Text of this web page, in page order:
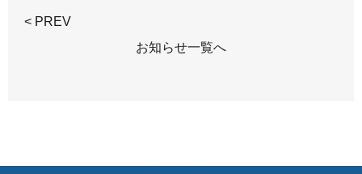
< PREV
お知らせ一覧へ